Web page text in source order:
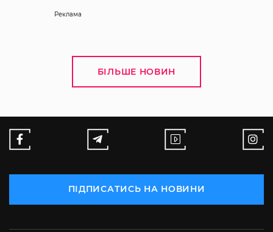
Реклама
БІЛЬШЕ НОВИН
ПІДПИСАТИСЬ НА НОВИНИ